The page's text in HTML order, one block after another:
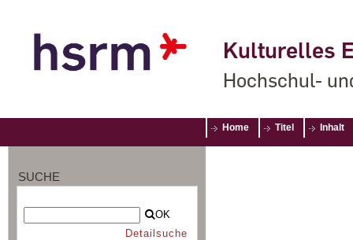
Kulturelles
Hochschul-
Home Titel Inhalt
SUCHE
OK
Detailsuche